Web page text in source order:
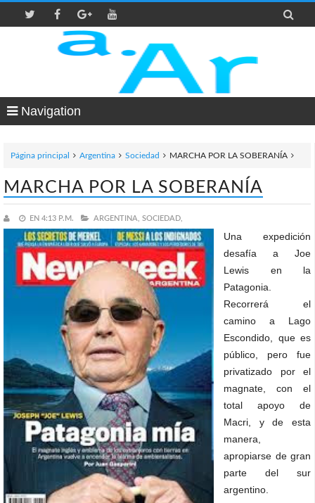

Navigation
Página principal Argentina Sociedad MARCHA POR LA SOBERANÍA
MARCHA POR LA SOBERANÍA
EN 4:13 P.M. ARGENTINA, SOCIEDAD,
Una expedición
desafía a Joe
Lewis en la
Patagonia.
Recorrerá el
camino a Lago
Escondido, que es
público, pero fue
privatizado por el
magnate, con el
total apoyo de
Macri, y de esta
manera,
apropiarse de gran
parte del sur
argentino.